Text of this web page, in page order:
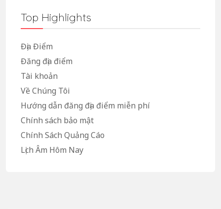
Top Highlights
Địa Điểm
Đăng địa điểm
Tài khoản
Về Chúng Tôi
Hướng dẫn đăng địa điểm miễn phí
Chính sách bảo mật
Chính Sách Quảng Cáo
Lịch Âm Hôm Nay